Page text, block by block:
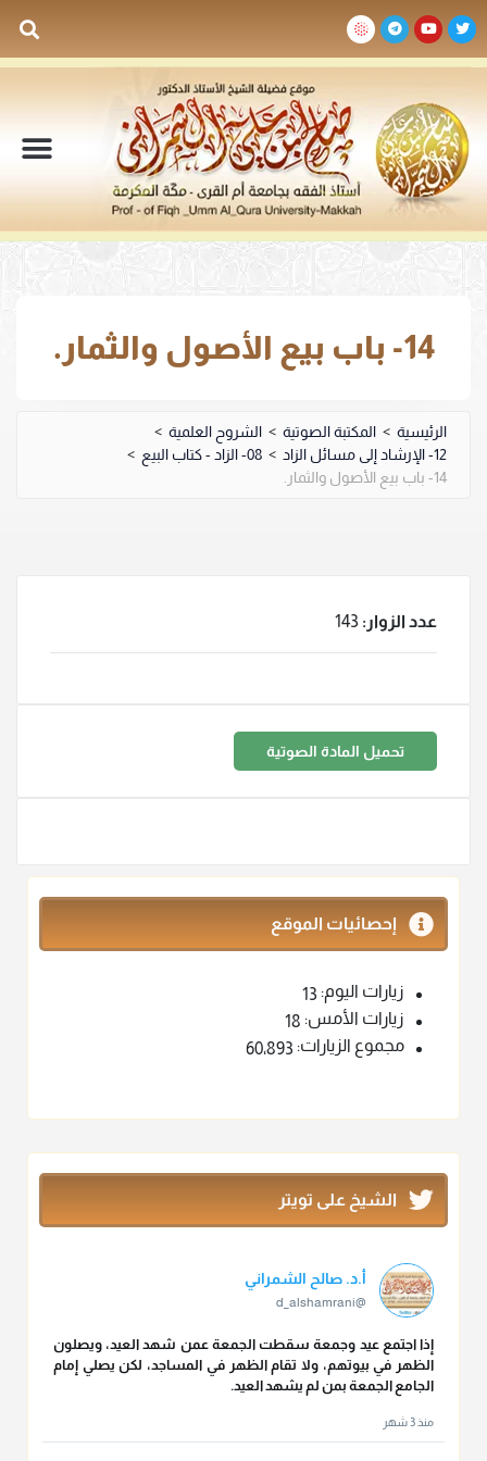
14- باب بيع الأصول والثمار.
الرئيسية > المكتبة الصوتية > الشروح العلمية >
12- الإرشاد إلى مسائل الزاد
> 08- الزاد - كتاب البيع
>
14- باب بيع الأصول والثمار.
عدد الزوار: 143
تحميل المادة الصوتية
إحصائيات الموقع
زيارات اليوم: 13
زيارات الأمس: 18
مجموع الزيارات: 60٬893
الشيخ على تويتر
أ.د. صالح الشمراني
@d_alshamrani
إذا اجتمع عيد وجمعة سقطت الجمعة عمن شهد العيد، ويصلون
الظهر في بيوتهم، ولا تقام الظهر في المساجد، لكن يصلي إمام
الجامع الجمعة بمن لم يشهد العيد.
منذ 3 شهر